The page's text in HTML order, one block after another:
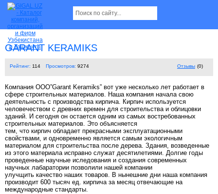
GARANT KERAMIKS
Рейтинг: 114 Просмотров: 9274 Отзывы (0)
Компания OOO”Garant Keramiks” вот уже несколько лет работает в
сфере строительных материалов. Наша компания начала свою
деятельность с производства кирпича. Кирпич используется
человечеством с древних времен для строительства и облицовки
зданий. И сегодня он остается одним из самых востребованных
строительных материалов. Это объясняется
тем, что кирпич обладает прекрасными эксплуатационными
свойствами, и одновременно является самым экологичным
материалом для строительства после дерева. Здания, возведенные
из этого материала исправно служат десятилетиями. Долгие годы
проведенные научные иследования и создания современных
научных лабаратории позволили нашей компании
улучщить качество наших товаров. В нынешние дни наша компания
производит 600 тысяч ед. кирпича за месяц отвечающие на
международные стандарты.